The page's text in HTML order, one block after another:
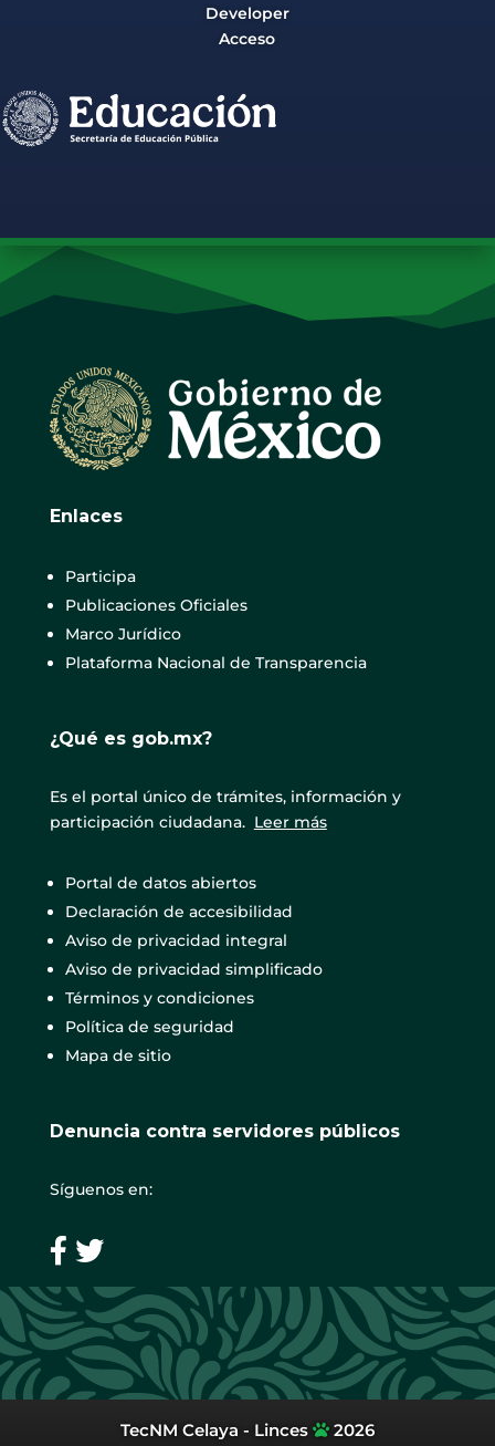
Developer
Acceso
Enlaces
Participa
Publicaciones Oficiales
Marco Jurídico
Plataforma Nacional de Transparencia
¿Qué es gob.mx?
Es el portal único de trámites, información y
participación ciudadana. Leer más
Portal de datos abiertos
Declaración de accesibilidad
Aviso de privacidad integral
Aviso de privacidad simplificado
Términos y condiciones
Política de seguridad
Mapa de sitio
Denuncia contra servidores públicos
Síguenos en:
TecNM Celaya - Linces 2026